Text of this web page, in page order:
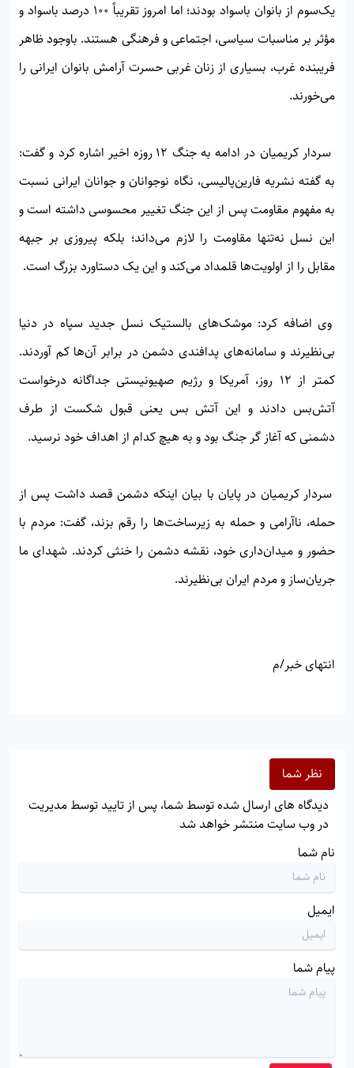
یک‌سوم از بانوان باسواد بودند؛ اما امروز تقریباً ۱۰۰ درصد باسواد و
مؤثر بر مناسبات سیاسی، اجتماعی و فرهنگی هستند. باوجود ظاهر
فریبنده غرب، بسیاری از زنان غربی حسرت آرامش بانوان ایرانی را
می‌خورند.
سردار کریمیان در ادامه به جنگ ۱۲ روزه اخیر اشاره کرد و گفت:
به گفته نشریه فارین‌پالیسی، نگاه نوجوانان و جوانان ایرانی نسبت
به مفهوم مقاومت پس از این جنگ تغییر محسوسی داشته است و
این نسل نه‌تنها مقاومت را لازم می‌داند؛ بلکه پیروزی بر جبهه
مقابل را از اولویت‌ها قلمداد می‌کند و این یک دستاورد بزرگ است.
وی اضافه کرد: موشک‌های بالستیک نسل جدید سپاه در دنیا
بی‌نظیرند و سامانه‌های پدافندی دشمن در برابر آن‌ها کم آوردند.
کمتر از ۱۲ روز، آمریکا و رژیم صهیونیستی جداگانه درخواست
آتش‌بس دادند و این آتش بس یعنی قبول شکست از طرف
دشمنی که آغاز گر جنگ بود و به هیچ کدام از اهداف خود نرسید.
سردار کریمیان در پایان با بیان اینکه دشمن قصد داشت پس از
حمله، ناآرامی و حمله به زیرساخت‌ها را رقم بزند، گفت: مردم با
حضور و میدان‌داری خود، نقشه دشمن را خنثی کردند. شهدای ما
جریان‌ساز و مردم ایران بی‌نظیرند.
انتهای خبر/م
نظر شما
دیدگاه های ارسال شده توسط شما، پس از تایید توسط مدیریت
در وب سایت منتشر خواهد شد
نام شما
ایمیل
پیام شما